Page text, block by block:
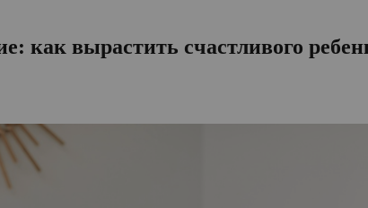
как вырастить счастливого